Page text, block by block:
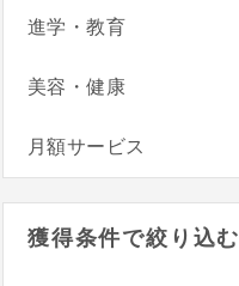
進学・教育
美容・健康
月額サービス
獲得条件で絞り込む